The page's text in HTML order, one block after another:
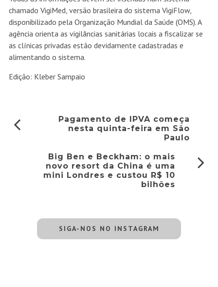
chamado VigiMed, versão brasileira do sistema VigiFlow,
disponibilizado pela Organização Mundial da Saúde (OMS). A
agência orienta as vigilâncias sanitárias locais a fiscalizar se
as clínicas privadas estão devidamente cadastradas e
alimentando o sistema.
Edição: Kleber Sampaio
Pagamento de IPVA começa
nesta quinta-feira em São
Paulo
Big Ben e Beckham: o mais
novo resort da China é uma
mini Londres e custou R$ 10
bilhões
SIGA-NOS NO INSTAGRAM